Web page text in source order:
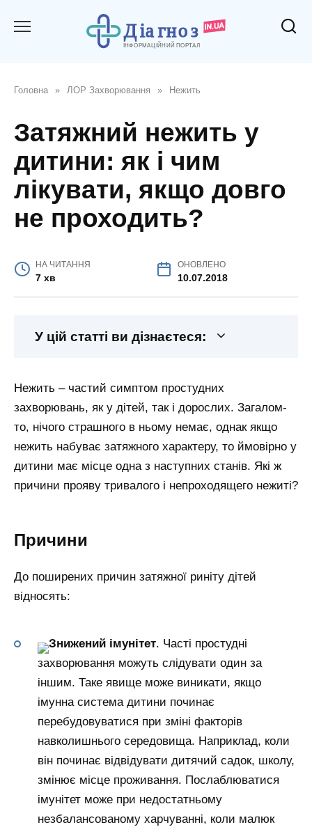
Головна » ЛОР Захворювання » Нежить
Затяжний нежить у
дитини: як і чим
лікувати, якщо довго
не проходить?
НА ЧИТАННЯ
7 хв
ОНОВЛЕНО
10.07.2018
У цій статті ви дізнаєтеся:
Нежить – частий симптом простудних
захворювань, як у дітей, так і дорослих. Загалом-
то, нічого страшного в ньому немає, однак якщо
нежить набуває затяжного характеру, то ймовірно у
дитини має місце одна з наступних станів. Які ж
причини прояву тривалого і непроходящего нежиті?
Причини
До поширених причин затяжної риніту дітей
відносять:
Знижений імунітет. Часті простудні
захворювання можуть слідувати один за
іншим. Таке явище може виникати, якщо
імунна система дитини починає
перебудовуватися при зміні факторів
навколишнього середовища. Наприклад, коли
він починає відвідувати дитячий садок, школу,
змінює місце проживання. Послаблюватися
імунітет може при недостатньому
незбалансованому харчуванні, коли малюк